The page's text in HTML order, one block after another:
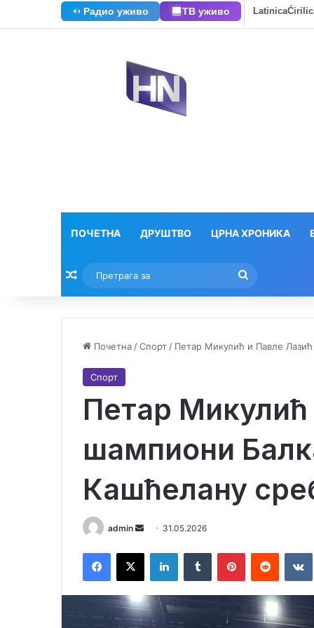
Радио уживо ТВ уживо Latinica
ПОЧЕТНА ДРУШТВО ЦРНА ХРОНИКА
Насумични текстови
за
Почетна /Спорт / Петар Микулић и Павле
Спорт
Петар
шампиони
Кашћелану
admin
d
a
n
31.05.2026